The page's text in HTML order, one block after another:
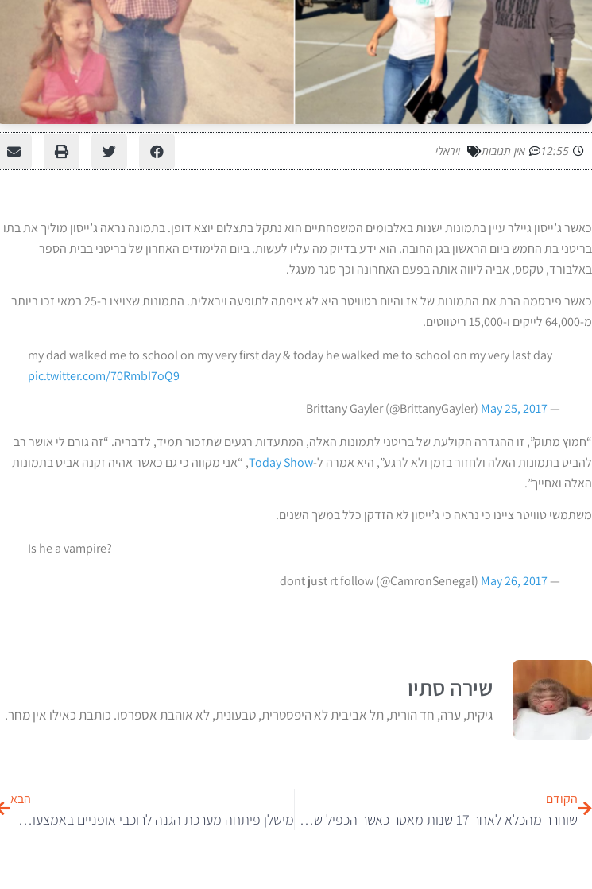
12:55 אין תגובות ויראלי
כאשר ג’ייסון גיילר עיין בתמונות ישנות באלבומים המשפחתיים הוא נתקל בתצלום יוצא דופן. בתמונה נראה ג’ייסון מוליך את בתו
בריטני בת החמש ביום הראשון בגן החובה. הוא ידע בדיוק מה עליו לעשות. ביום הלימודים האחרון של בריטני בבית הספר
באלבורד, טקסס, אביה ליווה אותה בפעם האחרונה וכך סגר מעגל.
כאשר פירסמה הבת את התמונות של אז והיום בטוויטר היא לא ציפתה לתופעה ויראלית. התמונות שצויצו ב-25 במאי זכו ביותר
מ-64,000 לייקים ו-15,000 ריטווטים.
my dad walked me to school on my very first day & today he walked me to school on my very last day
pic.twitter.com/70RmbI7oQ9
— Brittany Gayler (@BrittanyGayler)
May 25, 2017
“חמוץ מתוק”, זו ההגדרה הקולעת של בריטני לתמונות האלה, המתעדות רגעים שתזכור תמיד, לדבריה. “זה גורם לי אושר רב
להביט בתמונות האלה ולחזור בזמן ולא לרגע”, היא אמרה ל-Today Show, “אני מקווה כי גם כאשר אהיה זקנה אביט בתמונות
האלה ואחייך”.
משתמשי טוויטר ציינו כי נראה כי ג’ייסון לא הזדקן כלל במשך השנים.
Is he a vampire?
— dont just rt follow (@CamronSenegal)
May 26, 2017
שירה סתיו
גיקית, ערה, חד הורית, תל אביבית לא היפסטרית, טבעונית, לא אוהבת אספרסו. כותבת כאילו אין מחר.
הקודם
שוחרר מהכלא לאחר 17 שנות מאסר כאשר הכפיל שלו נמצא
הבא
מישלן פיתחה מערכת הגנה לרוכבי אופניים באמצעות טבעת של אור אדום